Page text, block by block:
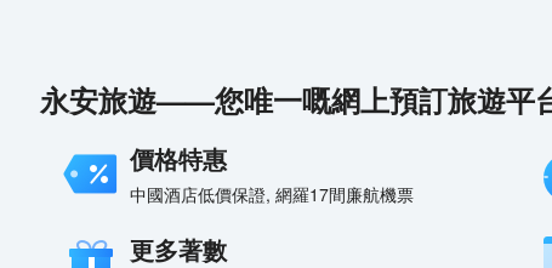
永安旅遊——您唯一嘅網上預訂旅遊平
價格特惠
中國酒店低價保證, 網羅17間廉航機票
更多著數